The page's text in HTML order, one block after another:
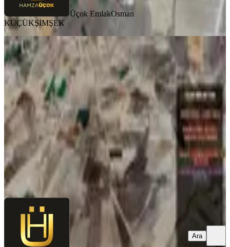
Üçok EmlakOsman
KÜÇÜKŞİMŞEK
Afyon Üçok Emlaktan İhsaniye
Yaylabağı Mevkinde 4.100m² Tarla
İhsaniye, Esentepe Mahallesi
4100 m²
268/m²· 23.04.2026
1.100.000 ₺
Üçok Emlak Osman KÜÇÜKŞİMŞEK
Ara
Ara